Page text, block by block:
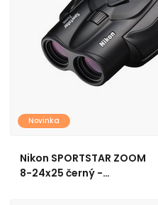
Novinka
Nikon SPORTSTAR ZOOM
8-24x25 černý -